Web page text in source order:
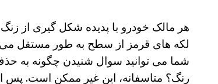
هر مالک خودرو با پدیده شکل گیری از
لکه های قرمز از سطح به طور مستقل می
شما می توانید سوال شنیدن چگونه به
رنگ؟ متاسفانه، این غیر ممکن است.